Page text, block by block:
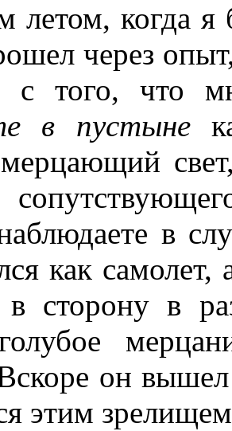
летом, когда
через
с того, что
в пустыне
в
как
в сторону в
он
этим